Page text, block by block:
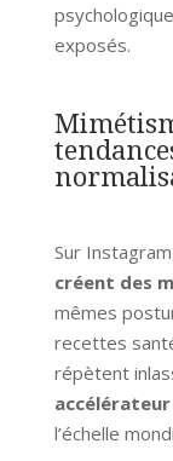
exposés.
Sur
créent des
mêmes
recettes
répètent
l’échelle